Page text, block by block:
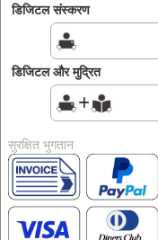
डिजिटल संस्करण
डिजिटल और मुद्रित
सुरक्षित भुगतान